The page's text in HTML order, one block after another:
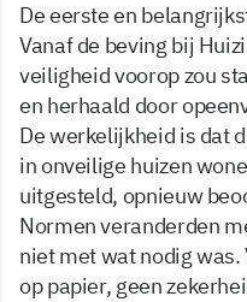
De eerste en
Vanaf de beving bij
veiligheid voorop zou
en herhaald door
De werkelijkheid is dat
in onveilige huizen
uitgesteld, opnieuw
Normen veranderden
niet met wat nodig
op papier, geen